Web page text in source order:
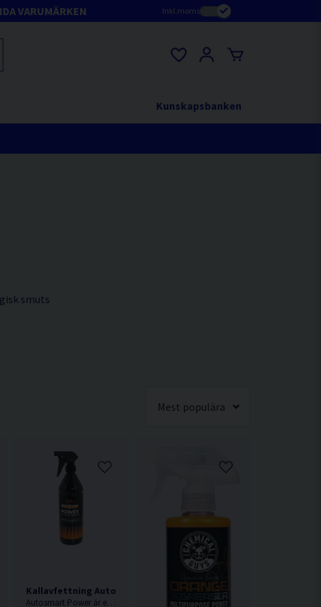
VARUMÄRKEN Inkl.moms
Kunskapsbanken
smuts
Mest populära
Kallavfettning Autosmart Power 1L
Autosmart Power är en tjärlösande avfettning som med fördel används under vintern, men även som punktrengöring under resten av året.